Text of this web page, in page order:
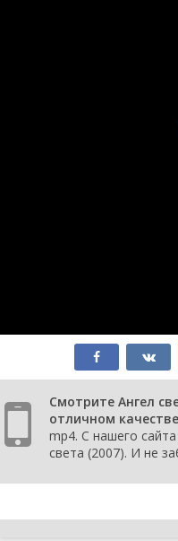
Смотрите Ангел
отличном
mp4. С нашего
света (2007). И не